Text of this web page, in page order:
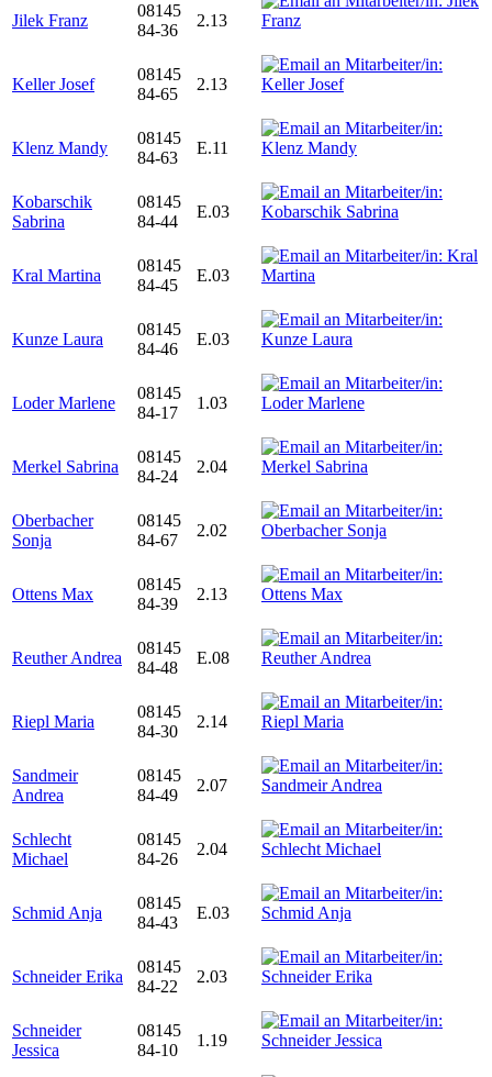
Jilek Franz
08145
84-36
2.13
Keller Josef
08145
84-65
2.13
Klenz Mandy
08145
84-63
E.11
Kobarschik
Sabrina
08145
84-44
E.03
Kral Martina
08145
84-45
E.03
Kunze Laura
08145
84-46
E.03
Loder Marlene
08145
84-17
1.03
Merkel Sabrina
08145
84-24
2.04
Oberbacher
Sonja
08145
84-67
2.02
Ottens Max
08145
84-39
2.13
Reuther Andrea
08145
84-48
E.08
Riepl Maria
08145
84-30
2.14
Sandmeir
Andrea
08145
84-49
2.07
Schlecht
Michael
08145
84-26
2.04
Schmid Anja
08145
84-43
E.03
Schneider Erika
08145
84-22
2.03
Schneider
Jessica
08145
84-10
1.19